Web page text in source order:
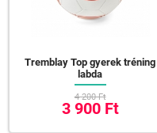
Tremblay Top gyerek tréning
labda
4 200 Ft
3 900 Ft